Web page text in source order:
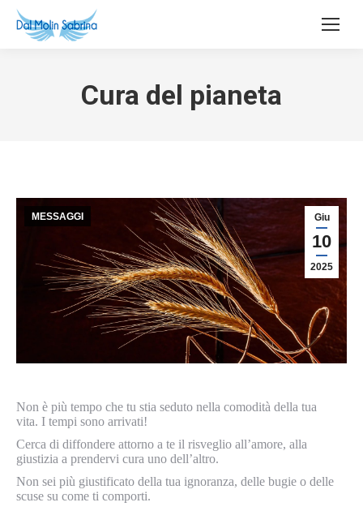
Cura del pianeta
Giu
10
2025
MESSAGGI
Non è più tempo che tu stia seduto nella comodità della tua
vita. I tempi sono arrivati!
Cerca di diffondere attorno a te il risveglio all’amore, alla
giustizia a prendervi cura uno dell’altro.
Non sei più giustificato della tua ignoranza, delle bugie o delle
scuse su come ti comporti.